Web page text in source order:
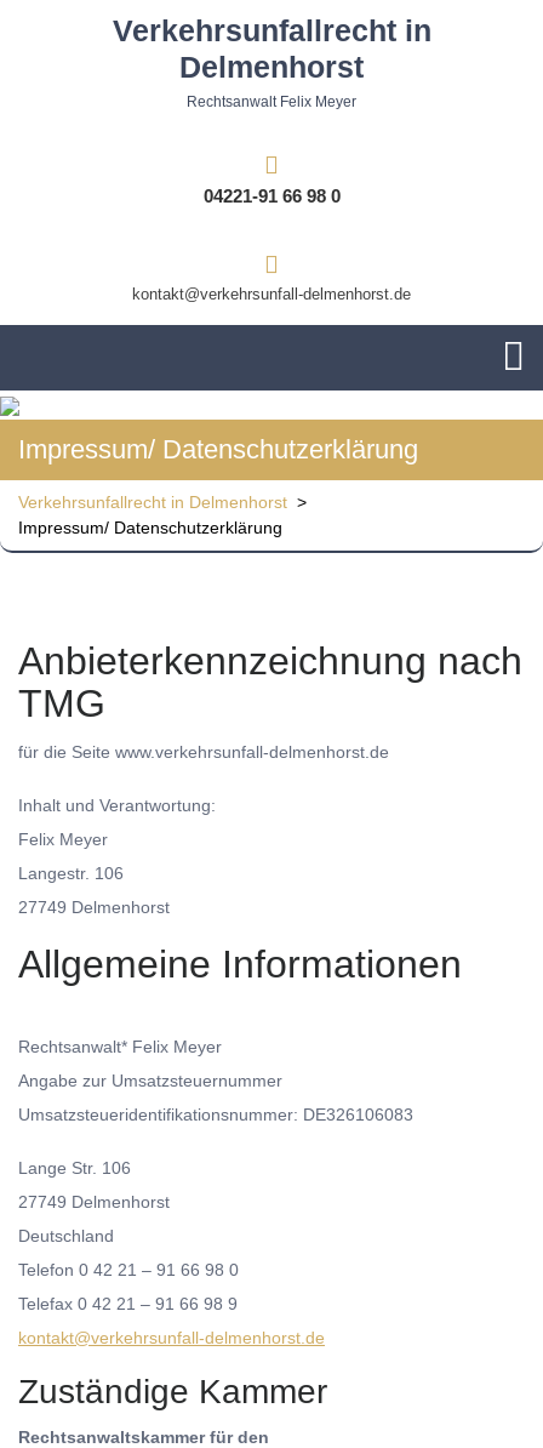
Verkehrsunfallrecht in
Delmenhorst
Rechtsanwalt Felix Meyer
04221-91 66 98 0
kontakt@verkehrsunfall-delmenhorst.de
Impressum/ Datenschutzerklärung
Verkehrsunfallrecht in Delmenhorst >
Impressum/ Datenschutzerklärung
Anbieterkennzeichnung nach
TMG
für die Seite www.verkehrsunfall-delmenhorst.de
Inhalt und Verantwortung:
Felix Meyer
Langestr. 106
27749 Delmenhorst
Allgemeine Informationen
Rechtsanwalt* Felix Meyer
Angabe zur Umsatzsteuernummer
Umsatzsteueridentifikationsnummer: DE326106083
Lange Str. 106
27749 Delmenhorst
Deutschland
Telefon 0 42 21 – 91 66 98 0
Telefax 0 42 21 – 91 66 98 9
kontakt@verkehrsunfall-delmenhorst.de
Zuständige Kammer
Rechtsanwaltskammer für den